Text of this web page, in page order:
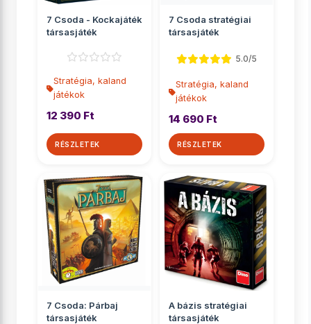
7 Csoda - Kockajáték
társasjáték
Stratégia, kaland
játékok
12 390 Ft
RÉSZLETEK
7 Csoda stratégiai
társasjáték
5.0/5
Stratégia, kaland
játékok
14 690 Ft
RÉSZLETEK
7 Csoda: Párbaj
társasjáték
A bázis stratégiai
társasjáték